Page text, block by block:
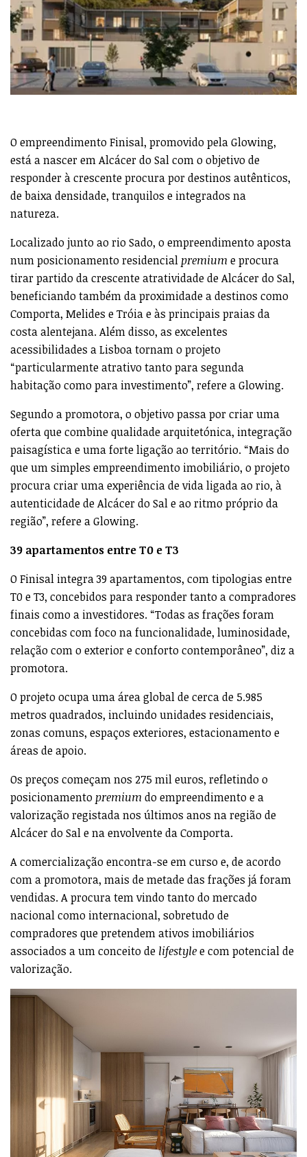
O empreendimento Finisal, promovido pela Glowing,
está a nascer em Alcácer do Sal com o objetivo de
responder à crescente procura por destinos autênticos,
de baixa densidade, tranquilos e integrados na
natureza.
Localizado junto ao rio Sado, o empreendimento aposta
num posicionamento residencial premium e procura
tirar partido da crescente atratividade de Alcácer do Sal,
beneficiando também da proximidade a destinos como
Comporta, Melides e Tróia e às principais praias da
costa alentejana. Além disso, as excelentes
acessibilidades a Lisboa tornam o projeto
“particularmente atrativo tanto para segunda
habitação como para investimento”, refere a Glowing.
Segundo a promotora, o objetivo passa por criar uma
oferta que combine qualidade arquitetónica, integração
paisagística e uma forte ligação ao território. “Mais do
que um simples empreendimento imobiliário, o projeto
procura criar uma experiência de vida ligada ao rio, à
autenticidade de Alcácer do Sal e ao ritmo próprio da
região”, refere a Glowing.
39 apartamentos entre T0 e T3
O Finisal integra 39 apartamentos, com tipologias entre
T0 e T3, concebidos para responder tanto a compradores
finais como a investidores. “Todas as frações foram
concebidas com foco na funcionalidade, luminosidade,
relação com o exterior e conforto contemporâneo”, diz a
promotora.
O projeto ocupa uma área global de cerca de 5.985
metros quadrados, incluindo unidades residenciais,
zonas comuns, espaços exteriores, estacionamento e
áreas de apoio.
Os preços começam nos 275 mil euros, refletindo o
posicionamento premium do empreendimento e a
valorização registada nos últimos anos na região de
Alcácer do Sal e na envolvente da Comporta.
A comercialização encontra-se em curso e, de acordo
com a promotora, mais de metade das frações já foram
vendidas. A procura tem vindo tanto do mercado
nacional como internacional, sobretudo de
compradores que pretendem ativos imobiliários
associados a um conceito de lifestylee com potencial de
valorização.